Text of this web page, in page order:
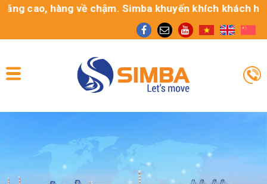
hàng về chậm. Simba khuyến khích khách hàng